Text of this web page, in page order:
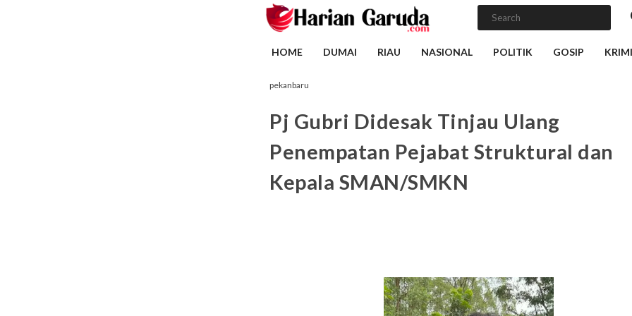
HOME DUMAI RIAU NASIONAL POLITIK GOSIP
pekanbaru
Pj Gubri Didesak Tinjau Ulang
Penempatan Pejabat Struktural dan
Kepala SMAN/SMKN